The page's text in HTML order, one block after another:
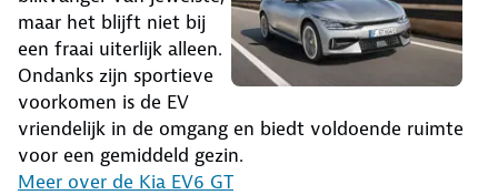
maar het blijft niet bij
een fraai uiterlijk alleen.
Ondanks zijn sportieve
voorkomen is de EV
vriendelijk in de omgang en biedt voldoende ruimte
voor een gemiddeld gezin.
Meer over de Kia EV6 GT